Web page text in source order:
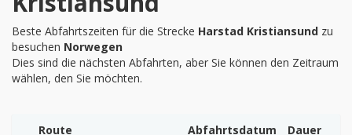
Beste Abfahrtszeiten für die Strecke Harstad Kristiansund zu
besuchen Norwegen
Dies sind die nächsten Abfahrten, aber Sie können den Zeitraum
wählen, den Sie möchten.
Route Abfahrtsdatum
Dauer